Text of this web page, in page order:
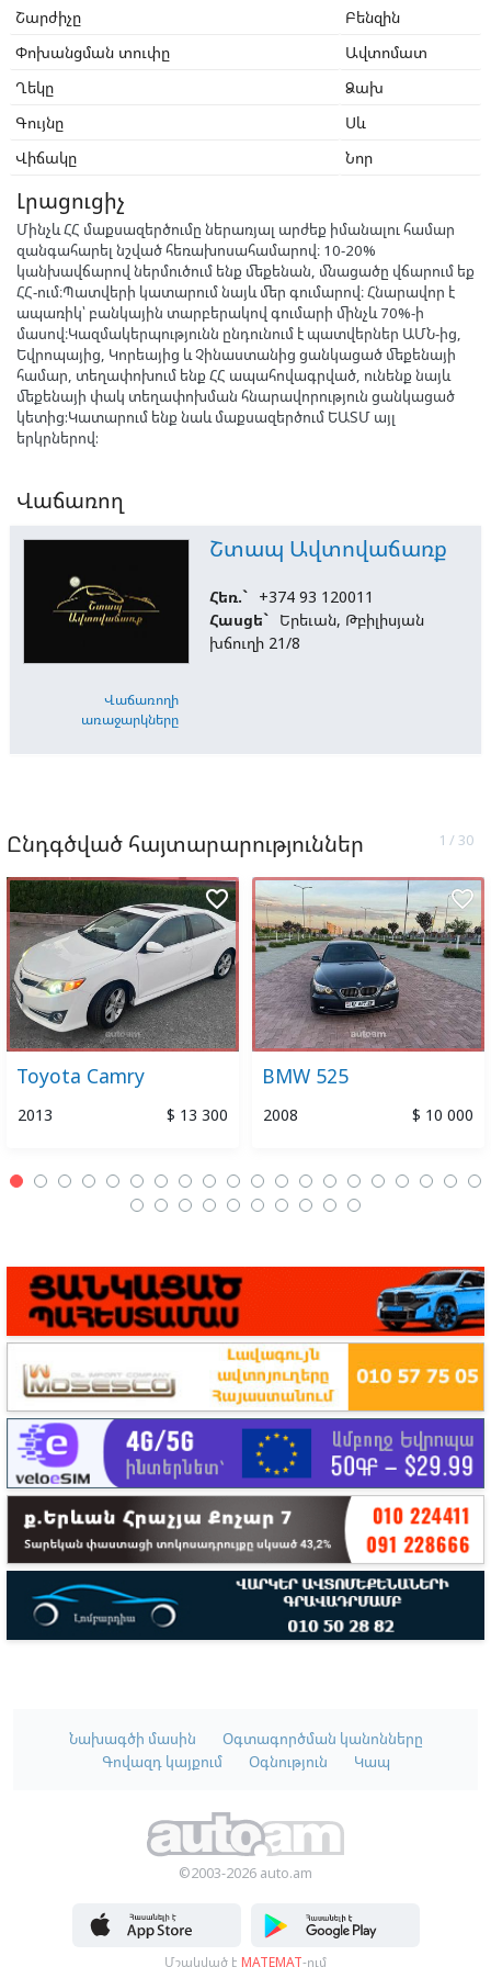
Շարժիչը
Բենզին
Փոխանցման տուփը
Ավտոմատ
Ղեկը
Ձախ
Գույնը
Սև
Վիճակը
Նոր
Լրացուցիչ
Մինչև ՀՀ մաքսազերծումը ներառյալ արժեք իմանալու համար
զանգահարել նշված հեռախոսահամարով։ 10-20%
կանխավճարով ներմուծում ենք մեքենան, մնացածը վճարում եք
ՀՀ-ում։Պատվերի կատարում նայև մեր գումարով։ Հնարավոր է
ապառիկ՝ բանկային տարբերակով գումարի մինչև 70%-ի
մասով։Կազմակերպությունն ընդունում է պատվերներ ԱՄՆ-ից,
Եվրոպայից, Կորեայից և Չինաստանից ցանկացած մեքենայի
համար, տեղափոխում ենք ՀՀ ապահովագրված, ունենք նայև
մեքենայի փակ տեղափոխման հնարավորություն ցանկացած
կետից:Կատարում ենք նաև մաքսազերծում ԵԱՏՄ այլ
երկրներով:
Վաճառող
Վաճառողի
առաջարկները
Շտապ Ավտովաճառք
Հեռ.` +374 93 120011
Հասցե` Երեւան, Թբիլիսյան
խճուղի 21/8
Ընդգծված հայտարարություններ
Toyota Camry
2013 $ 13 300
favorite_border
BMW 525
2008 $ 10 000
favorite_border
Նախագծի մասին
Օգտագործման կանոնները
Գովազդ կայքում
Օգնություն Կապ
©2003-2026 auto.am
Մշակված է MATEMAT-ում